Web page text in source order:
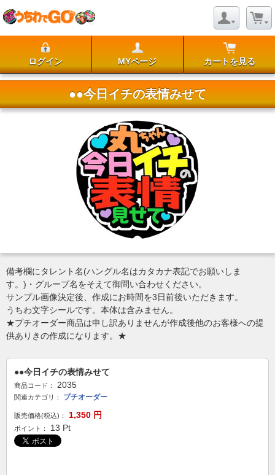
ログイン MYページ カートを見る
●●今日イチの表情みせて
備考欄にタレント名(ハングル名はカタカナ表記でお願いしま
す。)・グループ名をそえて御問い合わせください。
サンプル画像決定後、作成にお時間を3日前後いただきます。
うちわ文字シールです。本体は含みません。
★プチオーダー商品は申し訳ありませんが作成後他のお客様への提
供ありきの作成になります。★
●●今日イチの表情みせて
商品コード： 2035
関連カテゴリ： プチオーダー
販売価格(税込)： 1,350 円
ポイント： 13 Pt